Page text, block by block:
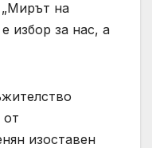
„Мирът на
избор за нас, а
от
изоставен